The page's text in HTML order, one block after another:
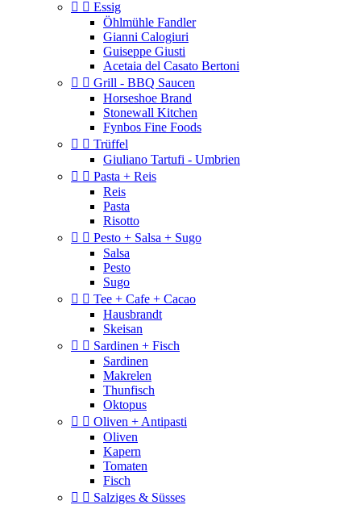
  Essig
Öhlmühle Fandler
Gianni Calogiuri
Guiseppe Giusti
Acetaia del Casato Bertoni
  Grill - BBQ Saucen
Horseshoe Brand
Stonewall Kitchen
Fynbos Fine Foods
  Trüffel
Giuliano Tartufi - Umbrien
  Pasta + Reis
Reis
Pasta
Risotto
  Pesto + Salsa + Sugo
Salsa
Pesto
Sugo
  Tee + Cafe + Cacao
Hausbrandt
Skeisan
  Sardinen + Fisch
Sardinen
Makrelen
Thunfisch
Oktopus
  Oliven + Antipasti
Oliven
Kapern
Tomaten
Fisch
  Salziges & Süsses